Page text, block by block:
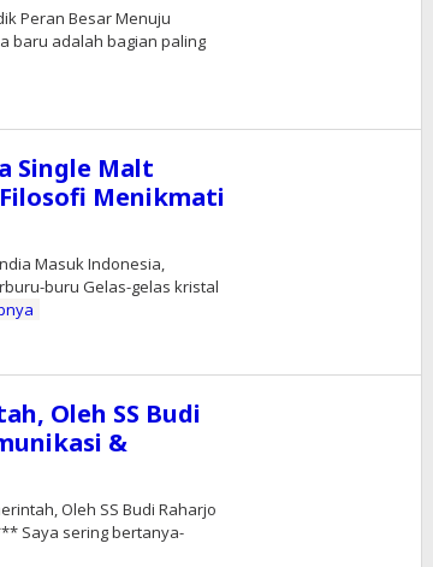
Peran Besar Menuju
baru adalah bagian paling
Single Malt
Menikmati
Masuk Indonesia,
buru Gelas-gelas kristal
Oleh SS Budi
&
Oleh SS Budi Raharjo
Saya sering bertanya-